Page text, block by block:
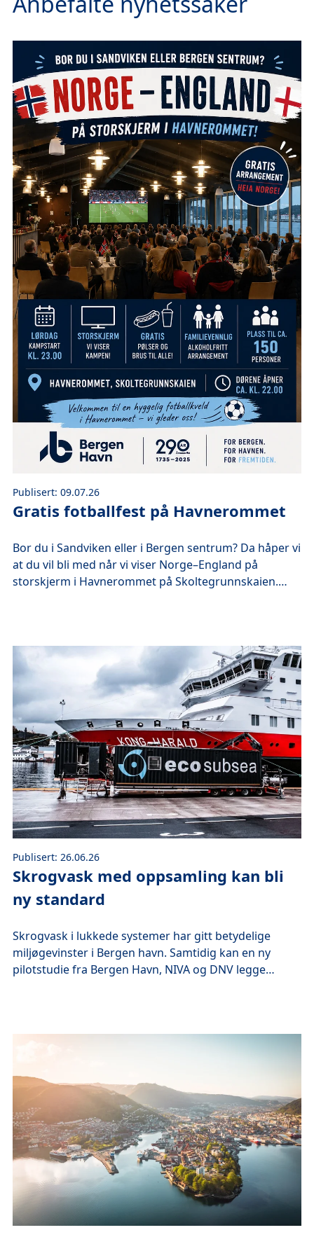
Publisert: 09.07.26
Gratis fotballfest på Havnerommet
Bor du i Sandviken eller i Bergen sentrum? Da håper vi
at du vil bli med når vi viser Norge–England på
storskjerm i Havnerommet på Skoltegrunnskaien.
Publisert: 26.06.26
Skrogvask med oppsamling kan bli
ny standard
Skrogvask i lukkede systemer har gitt betydelige
miljøgevinster i Bergen havn. Samtidig kan en ny
pilotstudie fra Bergen Havn, NIVA og DNV legge